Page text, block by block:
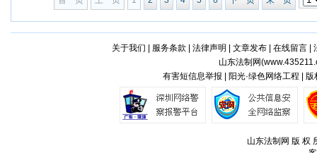
关于我们 服务条款 法律声明 文章发布| 在线留言|
山东法制网(
有害短信息举报 | 阳光·绿色网络工程 |
山东法制网 版 权